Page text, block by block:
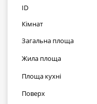
ID
Кімнат
Загальна площа
Жила площа
Площа кухні
Поверх